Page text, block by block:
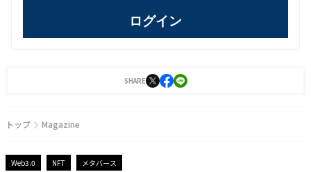
ログイン
SHARE
トップ Magazine
Web3.0 NFT メタバース